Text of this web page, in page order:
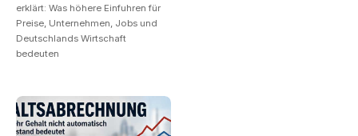
erklärt: Was höhere Einfuhren für
Preise, Unternehmen, Jobs und
Deutschlands Wirtschaft
bedeuten